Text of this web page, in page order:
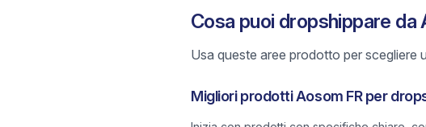
Cosa puoi dropshippare da
Usa queste aree prodotto per scegliere
Migliori prodotti Aosom FR per